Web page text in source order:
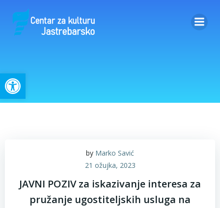
Open toolbar
by Marko Savić
21 ožujka, 2023
JAVNI POZIV za iskazivanje interesa za
pružanje ugostiteljskih usluga na